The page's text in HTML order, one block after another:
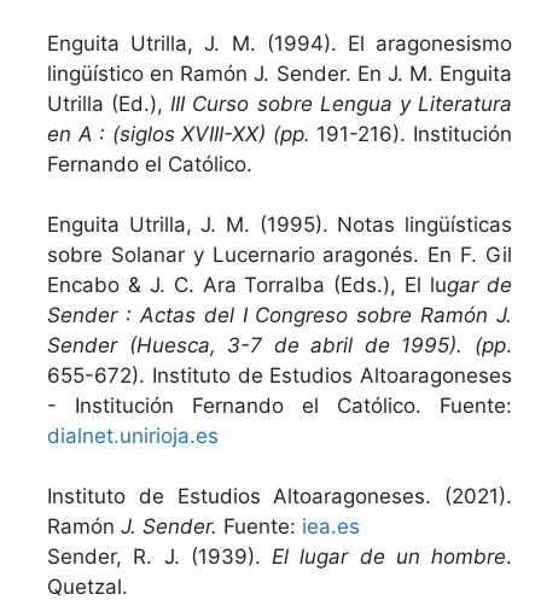
Enguita Utrilla, J. M. (1994). El aragonesismo
lingüístico en Ramón J. Sender. En J. M. Enguita
Utrilla (Ed.), III Curso sobre Lengua y Literatura
en A : (siglos XVIII-XX) (pp. 191-216). Institución
Fernando el Católico.
Enguita Utrilla, J. M. (1995). Notas lingüísticas
sobre Solanar y Lucernario aragonés. En F. Gil
Encabo & J. C. Ara Torralba (Eds.), El lugar de
Sender : Actas del I Congreso sobre Ramón J.
Sender (Huesca, 3-7 de abril de 1995). (pp.
655-672). Instituto de Estudios Altoaragoneses
- Institución Fernando el Católico. Fuente:
dialnet.unirioja.es
Instituto de Estudios Altoaragoneses. (2021).
Ramón J. Sender. Fuente: iea.es
Sender, R. J. (1939). El lugar de un hombre.
Quetzal.